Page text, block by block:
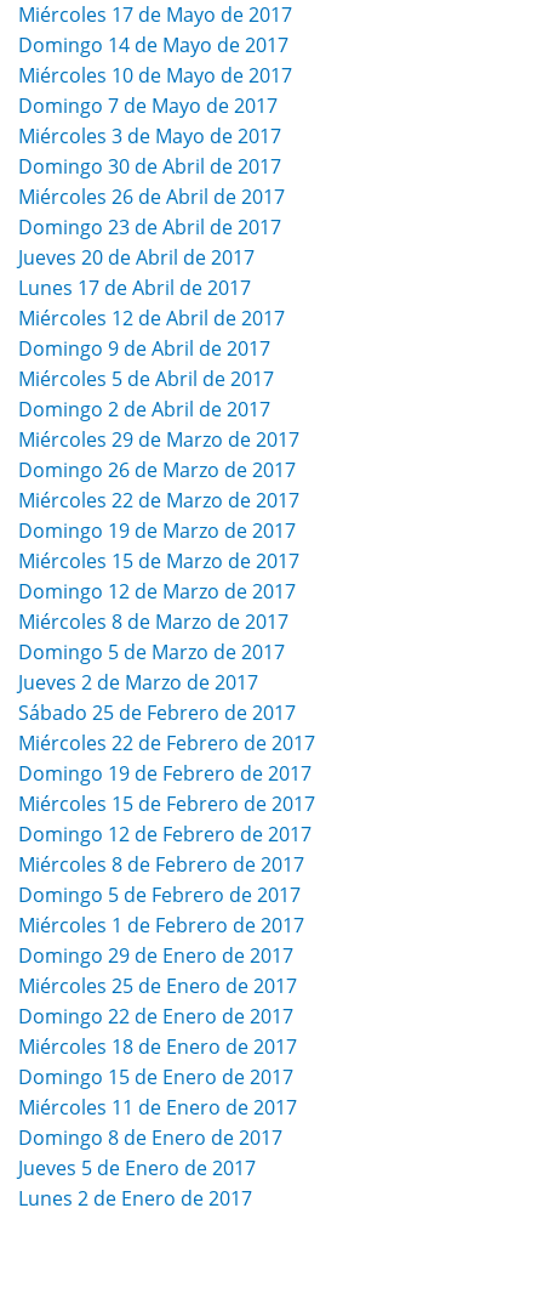
Miércoles 17 de Mayo de 2017
Domingo 14 de Mayo de 2017
Miércoles 10 de Mayo de 2017
Domingo 7 de Mayo de 2017
Miércoles 3 de Mayo de 2017
Domingo 30 de Abril de 2017
Miércoles 26 de Abril de 2017
Domingo 23 de Abril de 2017
Jueves 20 de Abril de 2017
Lunes 17 de Abril de 2017
Miércoles 12 de Abril de 2017
Domingo 9 de Abril de 2017
Miércoles 5 de Abril de 2017
Domingo 2 de Abril de 2017
Miércoles 29 de Marzo de 2017
Domingo 26 de Marzo de 2017
Miércoles 22 de Marzo de 2017
Domingo 19 de Marzo de 2017
Miércoles 15 de Marzo de 2017
Domingo 12 de Marzo de 2017
Miércoles 8 de Marzo de 2017
Domingo 5 de Marzo de 2017
Jueves 2 de Marzo de 2017
Sábado 25 de Febrero de 2017
Miércoles 22 de Febrero de 2017
Domingo 19 de Febrero de 2017
Miércoles 15 de Febrero de 2017
Domingo 12 de Febrero de 2017
Miércoles 8 de Febrero de 2017
Domingo 5 de Febrero de 2017
Miércoles 1 de Febrero de 2017
Domingo 29 de Enero de 2017
Miércoles 25 de Enero de 2017
Domingo 22 de Enero de 2017
Miércoles 18 de Enero de 2017
Domingo 15 de Enero de 2017
Miércoles 11 de Enero de 2017
Domingo 8 de Enero de 2017
Jueves 5 de Enero de 2017
Lunes 2 de Enero de 2017